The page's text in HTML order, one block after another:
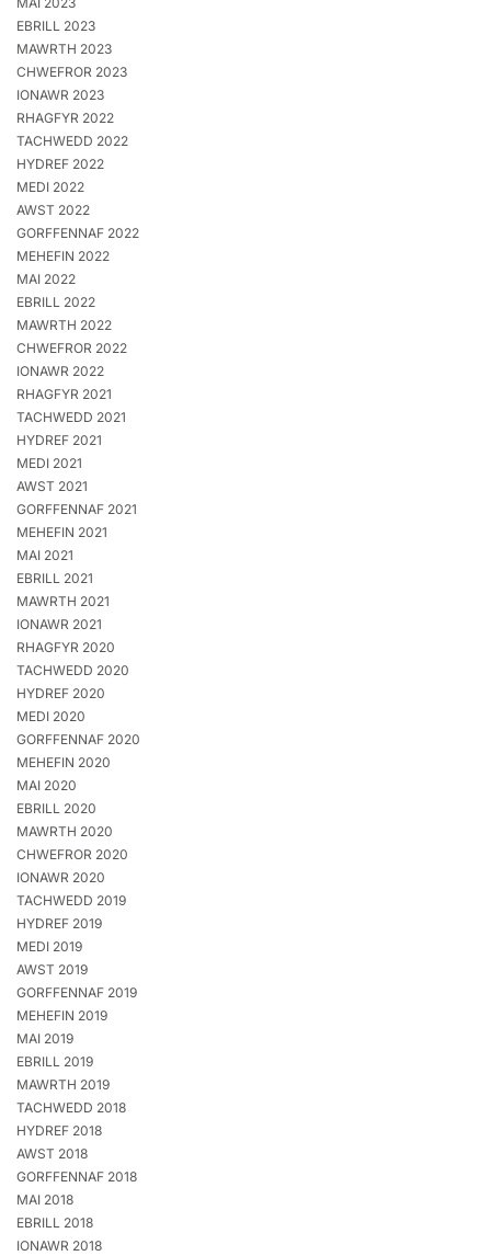
EBRILL 2023
MAWRTH 2023
CHWEFROR 2023
IONAWR 2023
RHAGFYR 2022
TACHWEDD 2022
HYDREF 2022
MEDI 2022
AWST 2022
GORFFENNAF 2022
MEHEFIN 2022
MAI 2022
EBRILL 2022
MAWRTH 2022
CHWEFROR 2022
IONAWR 2022
RHAGFYR 2021
TACHWEDD 2021
HYDREF 2021
MEDI 2021
AWST 2021
GORFFENNAF 2021
MEHEFIN 2021
MAI 2021
EBRILL 2021
MAWRTH 2021
IONAWR 2021
RHAGFYR 2020
TACHWEDD 2020
HYDREF 2020
MEDI 2020
GORFFENNAF 2020
MEHEFIN 2020
MAI 2020
EBRILL 2020
MAWRTH 2020
CHWEFROR 2020
IONAWR 2020
TACHWEDD 2019
HYDREF 2019
MEDI 2019
AWST 2019
GORFFENNAF 2019
MEHEFIN 2019
MAI 2019
EBRILL 2019
MAWRTH 2019
TACHWEDD 2018
HYDREF 2018
AWST 2018
GORFFENNAF 2018
MAI 2018
EBRILL 2018
IONAWR 2018